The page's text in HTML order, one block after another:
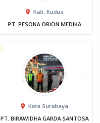
Kab. Kudus
PT. PESONA ORION MEDIKA
Kota Surabaya
PT. BIRAWIDHA GARDA SANTOSA